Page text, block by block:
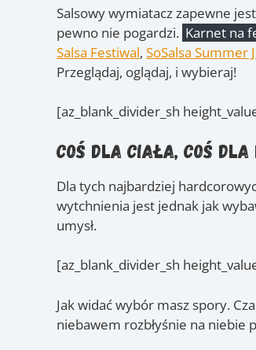
Salsowy wymiatacz zapewne
pewno nie pogardzi. Karnet na
Salsa Festiwal, SoSalsa Summer
Przeglądaj, oglądaj, i wybieraj!
[az_blank_divider_sh
Coś dla ciała, coś dla
Dla tych najbardziej
wytchnienia jest jednak jak
umysł.
[az_blank_divider_sh
Jak widać wybór masz spory.
niebawem rozbłyśnie na niebie